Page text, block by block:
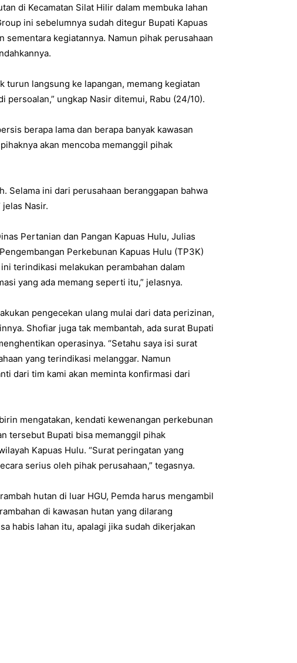
di Kecamatan Silat Hilir dalam membuka lahan
ini sebelumnya sudah ditegur Bupati Kapuas
kegiatannya. Namun pihak perusahaan
turun langsung ke lapangan, memang kegiatan
ungkap Nasir ditemui, Rabu (24/10).
berapa lama dan berapa banyak kawasan
akan mencoba memanggil pihak
Selama ini dari perusahaan beranggapan bahwa
jelas Nasir.
Pertanian dan Pangan Kapuas Hulu, Julias
Perkebunan Kapuas Hulu (TP3K)
terindikasi melakukan perambahan dalam
yang ada memang seperti itu,” jelasnya.
pengecekan ulang mulai dari data perizinan,
Shofiar juga tak membantah, ada surat Bupati
operasinya. “Setahu saya isi surat
yang terindikasi melanggar. Namun
dari tim kami akan meminta konfirmasi dari
mengatakan, kendati kewenangan perkebunan
tersebut Bupati bisa memanggil pihak
Kapuas Hulu. “Surat peringatan yang
serius oleh pihak perusahaan,” tegasnya.
hutan di luar HGU, Pemda harus mengambil
di kawasan hutan yang dilarang
habis lahan itu, apalagi jika sudah dikerjakan